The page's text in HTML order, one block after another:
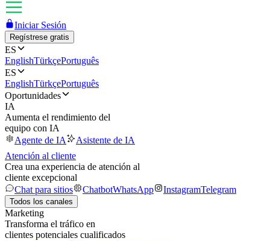
Iniciar Sesión
Regístrese gratis
ES
EnglishTürkçePortuguês
ES
EnglishTürkçePortuguês
Oportunidades
IA
Aumenta el rendimiento del
equipo con IA
Agente de IA
Asistente de IA
Atención al cliente
Crea una experiencia de atención al
cliente excepcional
Chat para sitios
ChatbotWhatsApp InstagramTelegram
Todos los canales
Marketing
Transforma el tráfico en
clientes potenciales cualificados